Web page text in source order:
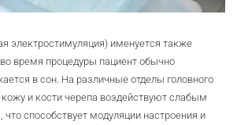
электростимуляция) именуется также
время процедуры пациент обычно
в сон. На различные отделы головного
кожу и кости черепа воздействуют слабым
способствует модуляции настроения и